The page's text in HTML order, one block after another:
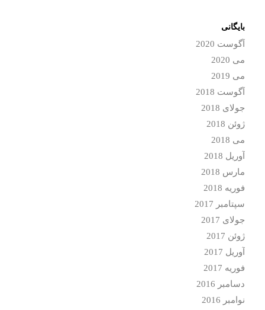
بایگانی
آگوست 2020
می 2020
می 2019
آگوست 2018
جولای 2018
ژوئن 2018
می 2018
آوریل 2018
مارس 2018
فوریه 2018
سپتامبر 2017
جولای 2017
ژوئن 2017
آوریل 2017
فوریه 2017
دسامبر 2016
نوامبر 2016